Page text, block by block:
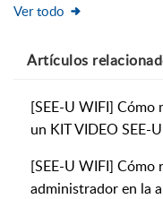
Ver todo
Artículos
[SEE-U WIFI] Cómo
un KIT VIDEO SEE-
[SEE-U WIFI] Cómo
administrador en la